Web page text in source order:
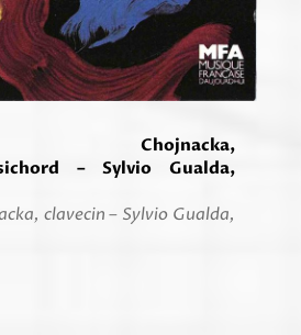
Chojnacka,
– Sylvio Gualda,
clavecin – Sylvio Gualda,